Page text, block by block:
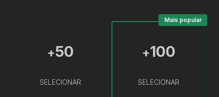
+50
SELECIONAR
+100
SELECIONAR
Mais popular